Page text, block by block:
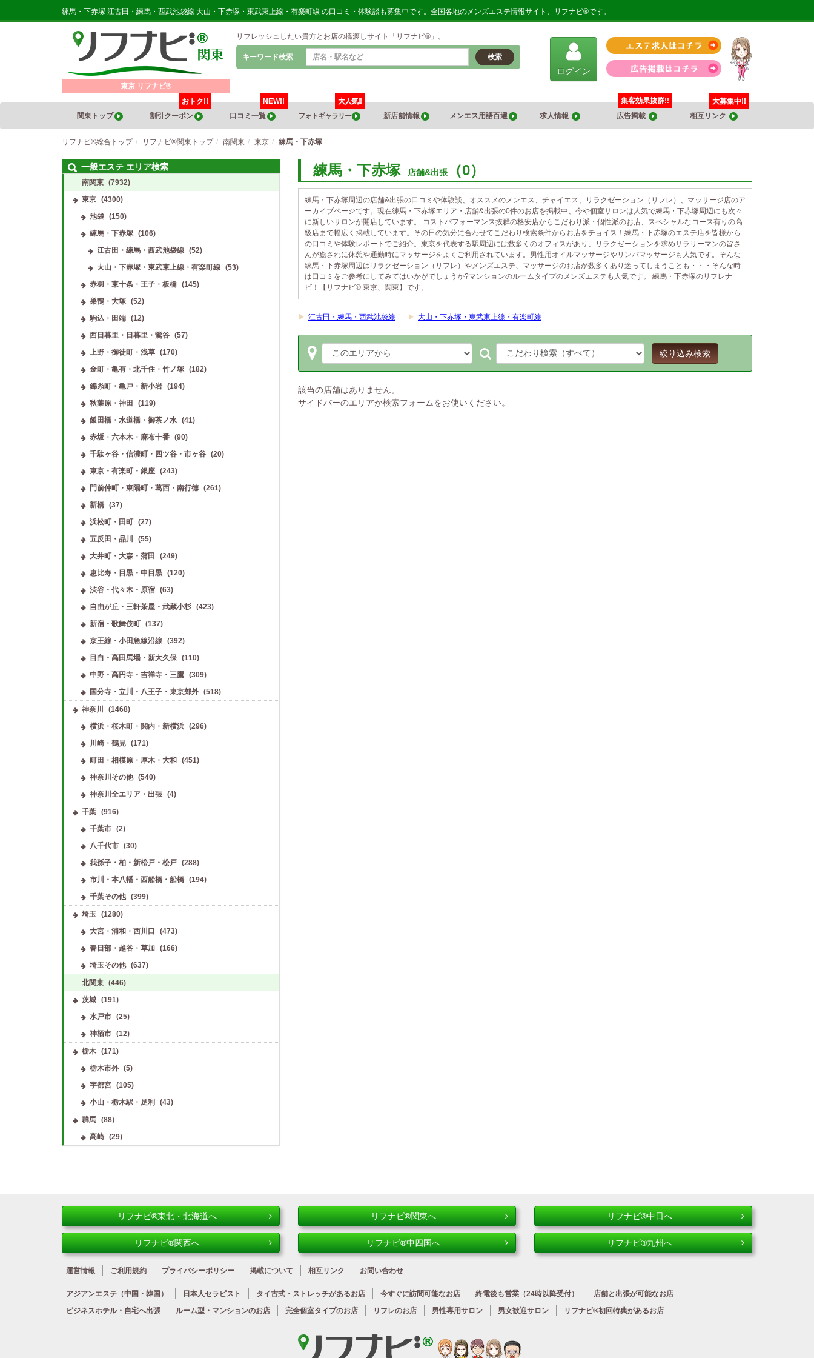
練馬・下赤塚 江古田・練馬・西武池袋線 大山・下赤塚・東武東上線・有楽町線 の口コミ・体験談も募集中です。全国各地のメンズエステ情報サイト、リフナビ®です。
東京 リフナビ®
リフレッシュしたい貴方とお店の橋渡しサイト「リフナビ®」。
キーワード検索 検索
ログイン
関東トップ 割引クーポン
おトク!!
口コミ一覧
NEW!!
フォトギャラリー
大人気!!
新店舗情報
メンエス用語百選 求人情報 広告掲載
集客効果抜群!!
相互リンク
大募集中!!
リフナビ®総合トップ リフナビ®関東トップ 南関東 東京 練馬・下赤塚
練馬・下赤塚 店舗&出張 （0）
練馬・下赤塚周辺の店舗&出張の口コミや体験談、オススメのメンエス、チャイエス、リラクゼーション（リフレ）、マッサージ店のア
ーカイブページです。現在練馬・下赤塚エリア・店舗&出張の0件のお店を掲載中、今や個室サロンは人気で練馬・下赤塚周辺にも次々
に新しいサロンが開店しています。 コストパフォーマンス抜群の格安店からこだわり派・個性派のお店、スペシャルなコース有りの高
級店まで幅広く掲載しています。その日の気分に合わせてこだわり検索条件からお店をチョイス！練馬・下赤塚のエステ店を皆様から
の口コミや体験レポートでご紹介。東京を代表する駅周辺には数多くのオフィスがあり、リラクゼーションを求めサラリーマンの皆さ
んが癒されに休憩や通勤時にマッサージをよくご利用されています。男性用オイルマッサージやリンパマッサージも人気です。そんな
練馬・下赤塚周辺はリラクゼーション（リフレ）やメンズエステ、マッサージのお店が数多くあり迷ってしまうことも・・・そんな時
は口コミをご参考にしてみてはいかがでしょうか?マンションのルームタイプのメンズエステも人気です。 練馬・下赤塚のリフレナ
ビ！【リフナビ® 東京、関東】です。
▶ 江古田・練馬・西武池袋線 ▶ 大山・下赤塚・東武東上線・有楽町線
絞り込み検索
該当の店舗はありません。
サイドバーのエリアか検索フォームをお使いください。
一般エステ エリア検索
南関東 (7932)
東京 (4300)
池袋
(150)
練馬・下赤塚
(106)
江古田・練馬・西武池袋線 (52)
大山・下赤塚・東武東上線・有楽町線 (53)
赤羽・東十条・王子・板橋
(145)
巣鴨・大塚
(52)
駒込・田端
(12)
西日暮里・日暮里・鶯谷
(57)
上野・御徒町・浅草
(170)
金町・亀有・北千住・竹ノ塚
(182)
錦糸町・亀戸・新小岩
(194)
秋葉原・神田
(119)
飯田橋・水道橋・御茶ノ水
(41)
赤坂・六本木・麻布十番
(90)
千駄ヶ谷・信濃町・四ツ谷・市ヶ谷
(20)
東京・有楽町・銀座
(243)
門前仲町・東陽町・葛西・南行徳
(261)
新橋
(37)
浜松町・田町
(27)
五反田・品川
(55)
大井町・大森・蒲田
(249)
恵比寿・目黒・中目黒
(120)
渋谷・代々木・原宿
(63)
自由が丘・三軒茶屋・武蔵小杉
(423)
新宿・歌舞伎町
(137)
京王線・小田急線沿線
(392)
目白・高田馬場・新大久保
(110)
中野・高円寺・吉祥寺・三鷹
(309)
国分寺・立川・八王子・東京郊外
(518)
神奈川
(1468)
横浜・桜木町・関内・新横浜
(296)
川崎・鶴見
(171)
町田・相模原・厚木・大和
(451)
神奈川その他
(540)
神奈川全エリア・出張
(4)
千葉 (916)
千葉市
(2)
八千代市
(30)
我孫子・柏・新松戸・松戸
(288)
市川・本八幡・西船橋・船橋
(194)
千葉その他
(399)
埼玉
(1280)
大宮・浦和・西川口
(473)
春日部・越谷・草加
(166)
埼玉その他
(637)
北関東 (446)
茨城 (191)
水戸市
(25)
神栖市
(12)
栃木 (171)
栃木市外
(5)
宇都宮
(105)
小山・栃木駅・足利
(43)
群馬 (88)
高崎
(29)
リフナビ®東北・北海道へ リフナビ®関東へ リフナビ®中日へ
リフナビ®関西へ リフナビ®中四国へ リフナビ®九州へ
運営情報 ご利用規約 プライバシーポリシー 掲載について 相互リンク お問い合わせ
アジアンエステ （中国・韓国） 日本人セラピスト タイ古式・ストレッチがあるお店 今すぐに訪問可能なお店 終電後も営業 （24時以降受付） 店舗と出張が可能なお店
ビジネスホテル・ 自宅へ出張 ルーム型・ マンションのお店 完全個室タイプのお店 リフレのお店 男性専用サロン 男女歓迎サロン リフナビ®初回特典があるお店